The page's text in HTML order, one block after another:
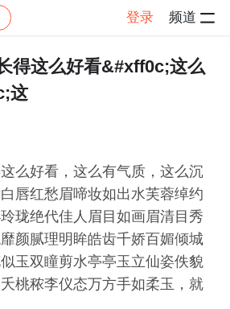
登录 频道
感慨 帖子详情
得这么好看&#xff0c;这么
这
么好看，这么有气质，这么沉
唇红愁眉啼妆如出水芙蓉绰约
珑绝代佳人眉目如画眉清目秀
颜腻理明眸皓齿千娇百媚倾城
玉双瞳剪水亭亭玉立仙姿佚貌
桃秾李仪态万方手如柔玉，就